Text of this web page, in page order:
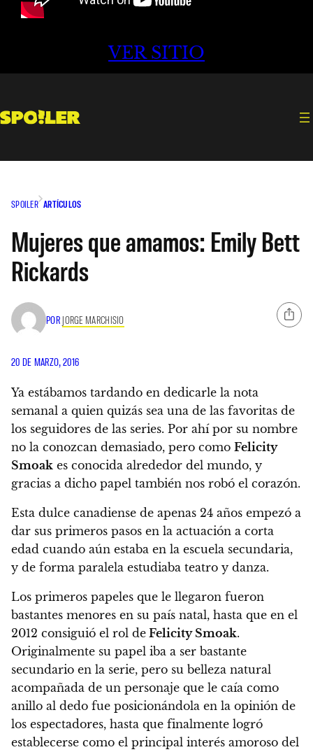
VER SITIO
SPOILER ARTÍCULOS
Mujeres que amamos: Emily Bett
Rickards
POR JORGE MARCHISIO
20 DE MARZO, 2016
Ya estábamos tardando en dedicarle la nota
semanal a quien quizás sea una de las favoritas de
los seguidores de las series. Por ahí por su nombre
no la conozcan demasiado, pero como Felicity
Smoak es conocida alrededor del mundo, y
gracias a dicho papel también nos robó el corazón.
Esta dulce canadiense de apenas 24 años empezó a
dar sus primeros pasos en la actuación a corta
edad cuando aún estaba en la escuela secundaria,
y de forma paralela estudiaba teatro y danza.
Los primeros papeles que le llegaron fueron
bastantes menores en su país natal, hasta que en el
2012 consiguió el rol de Felicity Smoak.
Originalmente su papel iba a ser bastante
secundario en la serie, pero su belleza natural
acompañada de un personaje que le caía como
anillo al dedo fue posicionándola en la opinión de
los espectadores, hasta que finalmente logró
establecerse como el principal interés amoroso del